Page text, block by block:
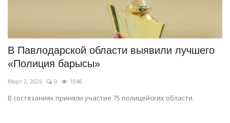
В Павлодарской области выявили лучшего
«Полиция барысы»
Март 2, 2026 0 1048
В состязаниях приняли участие 75 полицейских области.